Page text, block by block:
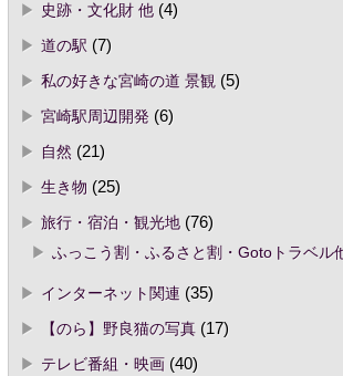
史跡・文化財 他(4)
道の駅 (7)
私の好きな宮崎の道 景観 (5)
宮崎駅周辺開発(6)
自然 (21)
生き物 (25)
旅行・宿泊・観光地(76)
ふっこう割・ふるさと割・Gotoトラベル
インターネット関連 (35)
【のら】野良猫の写真(17)
テレビ番組・映画(40)